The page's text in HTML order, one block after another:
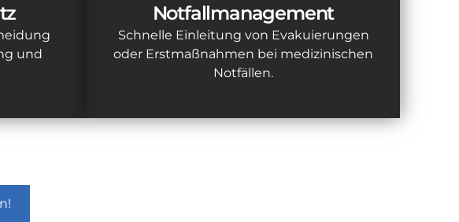
und
Notfallmanagement
Schnelle Einleitung von Evakuierungen
oder Erstmaßnahmen bei medizinischen
Notfällen.